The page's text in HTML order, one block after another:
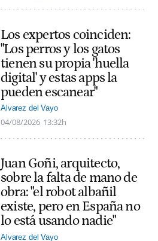
Los expertos coinciden:
"Los perros y los gatos
tienen su propia 'huella
digital' y estas apps la
pueden escanear"
Alvarez del Vayo
04/08/2026 13:32h
Juan Goñi, arquitecto,
sobre la falta de mano de
obra: "el robot albañil
existe, pero en España no
lo está usando nadie"
Alvarez del Vayo